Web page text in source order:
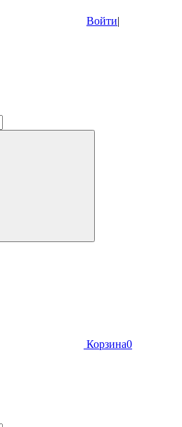
Войти|
Корзина0